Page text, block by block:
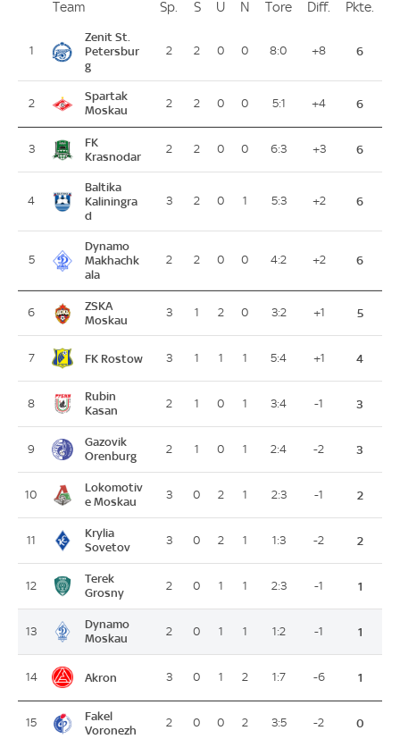
PlatzTeam Sp. Spiele
SSiege
U Unentschieden
N Niederlagen
Tore ToreDiff. Differenz
Pkte.
1
Zenit St.
Petersbur
g
2 2 0 0 8:0 +8 6
2
Spartak
Moskau
2 2 0 0 5:1 +4 6
3
FK
Krasnodar
2 2 0 0 6:3 +3 6
4
Baltika
Kaliningra
d
3 2 0 1 5:3 +2 6
5
Dynamo
Makhachk
ala
2 2 0 0 4:2 +2 6
6
ZSKA
Moskau
3 1 2 0 3:2 +1 5
7 FK Rostow 3 1 1 1 5:4 +1 4
8
Rubin
Kasan
2 1 0 1 3:4 -1 3
9
Gazovik
Orenburg
2 1 0 1 2:4 -2 3
10
Lokomotiv
e Moskau
3 0 2 1 2:3 -1 2
11
Krylia
Sovetov
3 0 2 1 1:3 -2 2
12
Terek
Grosny
2 0 1 1 2:3 -1 1
13
Dynamo
Moskau
2 0 1 1 1:2 -1 1
14 Akron 3 0 1 2 1:7 -6 1
15
Fakel
Voronezh
2 0 0 2 3:5 -2 0